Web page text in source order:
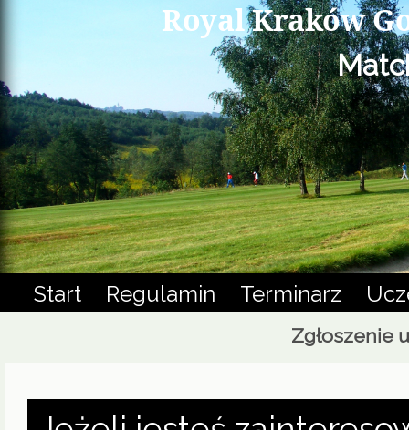
Royal Kraków
Start Regulamin Terminarz
Zgłoszenie